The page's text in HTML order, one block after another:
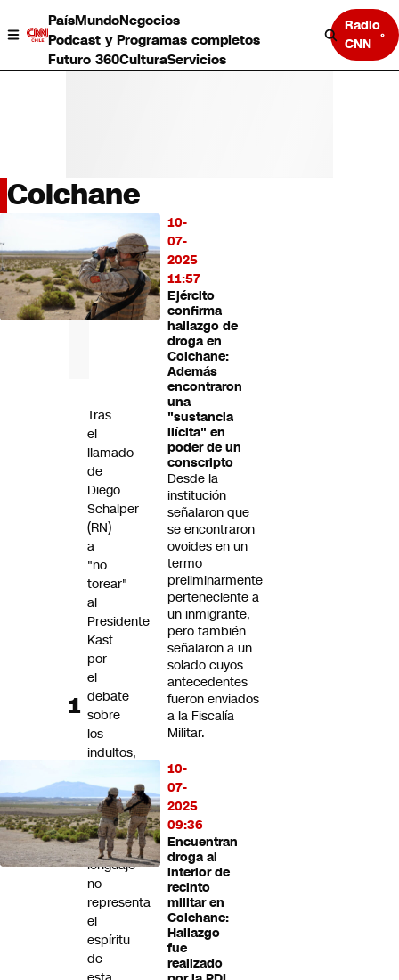
PaísMundoNegocios
Podcast y Programas completos
Futuro 360CulturaServicios
Radio
CNN
Negocios
Deportes
Programas completos
Cultura
Colchane
10-
07-
2025
11:57
Ejército
confirma
hallazgo de
droga en
Colchane:
Además
encontraron
una
"sustancia
ilícita" en
poder de un
conscripto
Desde la
institución
señalaron que
se encontraron
ovoides en un
termo
preliminarmente
perteneciente a
un inmigrante,
pero también
señalaron a un
solado cuyos
antecedentes
fueron enviados
a la Fiscalía
Militar.
10-
07-
2025
09:36
Encuentran
droga al
interior de
recinto
militar en
Colchane:
Hallazgo
fue
realizado
MÁS
LEÍDO
Tras
el
llamado
de
Diego
Schalper
(RN)
a
"no
torear"
al
Presidente
Kast
por
el
debate
sobre
los
indultos,
Rodríguez
(REP)
responde:
"Ese
lenguaje
no
representa
el
espíritu
de